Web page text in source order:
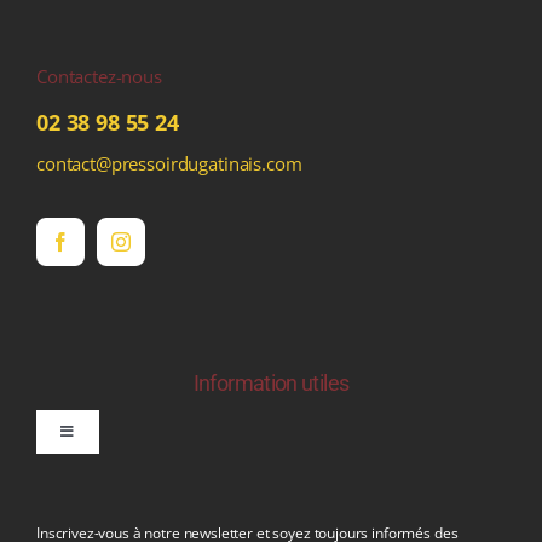
Contactez-nous
02 38 98 55 24
contact@pressoirdugatinais.com
Information utiles
Toggle
Inscrivez-vous à notre newsletter et soyez toujours informés des